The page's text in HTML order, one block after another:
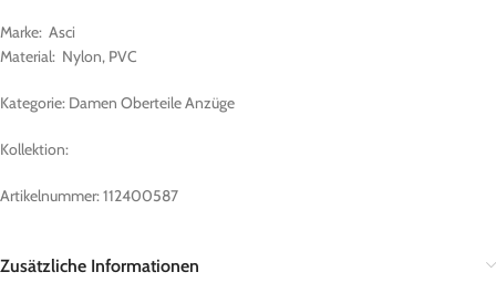
Marke: Asci
Material: Nylon, PVC
Kategorie: Damen Oberteile Anzüge
Kollektion:
Artikelnummer: 112400587
Zusätzliche Informationen